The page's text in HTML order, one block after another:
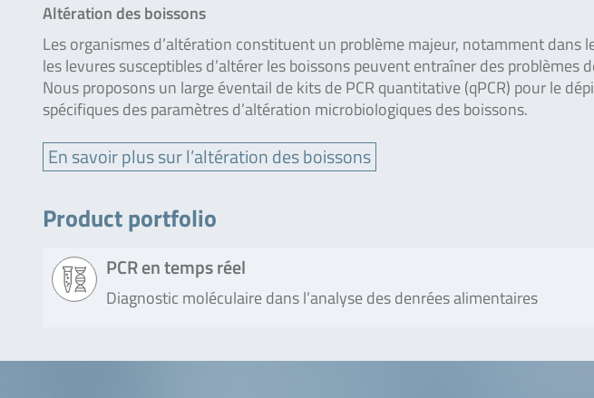
Altération des boissons
Les organismes d’altération constituent un problème majeur, notamment dans
les levures susceptibles d’altérer les boissons peuvent entraîner des
Nous proposons un large éventail de kits de PCR quantitative (qPCR) pour le
spécifiques des paramètres d’altération microbiologiques des boissons.
En savoir plus sur l’altération des boissons
Product portfolio
PCR en temps réel
Diagnostic moléculaire dans l’analyse des denrées alimentaires
Produit Description